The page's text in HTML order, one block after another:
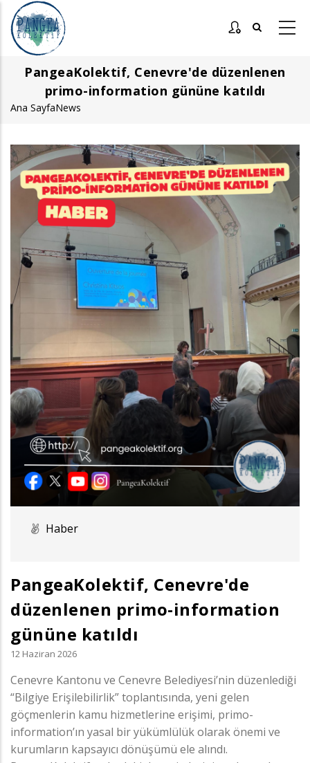
Ana
içeriğe
atla
PangeaKolektif, Cenevre'de düzenlenen
primo-information gününe katıldı
Sayfa
yolu
Ana SayfaNews
Görsel
Haber
PangeaKolektif, Cenevre'de
düzenlenen primo-information
gününe katıldı
12 Haziran 2026
Cenevre Kantonu ve Cenevre Belediyesi’nin düzenlediği
“Bilgiye Erişilebilirlik” toplantısında, yeni gelen
göçmenlerin kamu hizmetlerine erişimi, primo-
information’ın yasal bir yükümlülük olarak önemi ve
kurumların kapsayıcı dönüşümü ele alındı.